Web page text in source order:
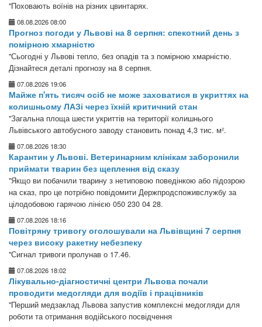
"Поховають воїнів на різних цвинтарях.
08.08.2026 08:00
Прогноз погоди у Львові на 8 серпня: спекотний день з
помірною хмарністю
"Сьогодні у Львові тепло, без опадів та з помірною хмарністю.
Дізнайтеся деталі прогнозу на 8 серпня.
07.08.2026 19:06
Майже п'ять тисяч осіб не може заховатися в укриттях на
колишньому ЛАЗі через їхній критичний стан
"Загальна площа шести укриттів на території колишнього
Львівського автобусного заводу становить понад 4,3 тис. м².
07.08.2026 18:30
Карантин у Львові. Ветеринарним клінікам заборонили
приймати тварин без щеплення від сказу
"Якщо ви побачили тварину з нетиповою поведінкою або підозрою
на сказ, про це потрібно повідомити Держпродспоживслужбу за
цілодобовою гарячою лінією 050 230 04 28.
07.08.2026 18:16
Повітряну тривогу оголошували на Львівщині 7 серпня
через високу ракетну небезпеку
"Сигнал тривоги пролунав о 17.46.
07.08.2026 18:02
Лікувально-діагностичні центри Львова почали
проводити медогляди для водіїв і працівників
"Перший медзаклад Львова запустив комплексні медогляди для
роботи та отримання водійського посвідчення